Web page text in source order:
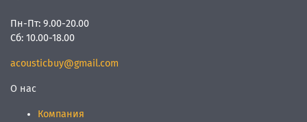
Пн-Пт: 9.00-20.00
Сб: 10.00-18.00
acousticbuy@gmail.com
О нас
Компания